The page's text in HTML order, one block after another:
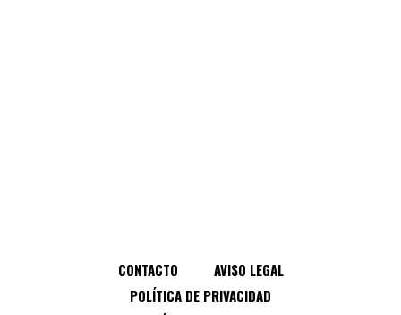
CONTACTO
AVISO LEGAL
POLÍTICA DE PRIVACIDAD